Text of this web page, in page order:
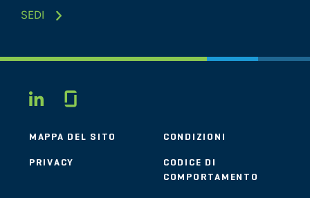
SEDI
LINKEDIN
MAPPA DEL SITO CONDIZIONI
PRIVACY
CODICE DI
COMPORTAMENTO